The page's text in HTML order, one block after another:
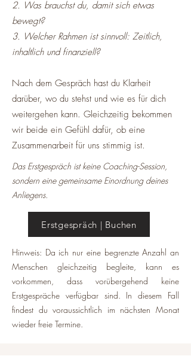
2. Was brauchst du, damit sich etwas
bewegt?
3. Welcher Rahmen ist sinnvoll: Zeitlich,
inhaltlich und finanziell?
Nach dem Gespräch hast du Klarheit
darüber, wo du stehst und wie es für dich
weitergehen kann. Gleichzeitig bekommen
wir beide ein Gefühl dafür, ob eine
Zusammenarbeit für uns stimmig ist.
Das Erstgespräch ist keine Coaching-Session,
sondern eine gemeinsame Einordnung deines
Anliegens.
Erstgespräch | Buchen
Hinweis: Da ich nur eine begrenzte Anzahl an
Menschen gleichzeitig begleite, kann es
vorkommen, dass vorübergehend keine
Erstgespräche verfügbar sind. In diesem Fall
findest du voraussichtlich im nächsten Monat
wieder freie Termine.